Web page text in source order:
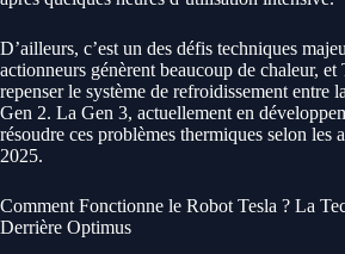
D’ailleurs, c’est un des défis techniques
actionneurs génèrent beaucoup de chaleur, et
repenser le système de refroidissement entre
Gen 2. La Gen 3, actuellement en
résoudre ces problèmes thermiques selon les
2025.
Comment Fonctionne le Robot Tesla ? La
Derrière Optimus